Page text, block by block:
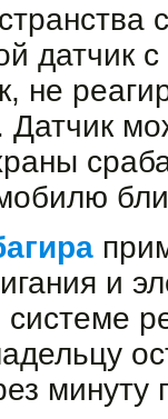
датчик
не
Датчик
и
минуту